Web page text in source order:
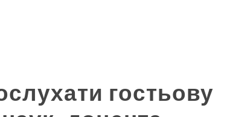
гостьову